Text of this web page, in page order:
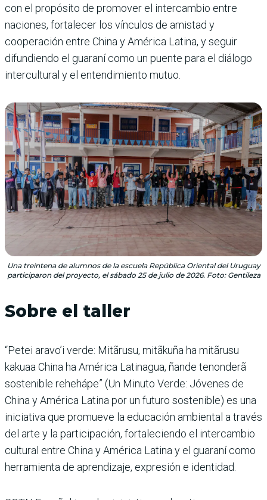
con el propósito de promover el intercambio entre
naciones, fortalecer los vínculos de amistad y
cooperación entre China y América Latina, y seguir
difundiendo el guaraní como un puente para el diálogo
intercultural y el entendimiento mutuo.
Una treintena de alumnos de la escuela República Oriental del Uruguay
participaron del proyecto, el sábado 25 de julio de 2026. Foto: Gentileza
Sobre el taller
“Petei aravo’i verde: Mitãrusu, mitãkuña ha mitãrusu
kakuaa China ha América Latinagua, ñande tenonderã
sostenible rehehápe” (Un Minuto Verde: Jóvenes de
China y América Latina por un futuro sostenible) es una
iniciativa que promueve la educación ambiental a través
del arte y la participación, fortaleciendo el intercambio
cultural entre China y América Latina y el guaraní como
herramienta de aprendizaje, expresión e identidad.